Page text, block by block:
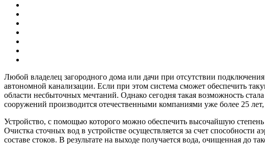
Любой владелец загородного дома или дачи при отсутствии
автономной канализации. Если при этом система сможет обеспечить
области несбыточных мечтаний. Однако сегодня такая возможность
сооружений производится отечественными компаниями уже более 25
Устройство, с помощью которого можно обеспечить высочайшую
Очистка сточных вод в устройстве осуществляется за счет способности
составе стоков. В результате на выходе получается вода, очищенная до